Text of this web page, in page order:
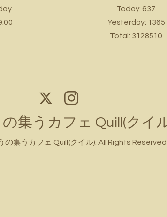
Today: 637
Yesterday: 1365
Total: 3128510
集うカフェ Quill(クイ
の集うカフェ Quill(クイル) . All Rights